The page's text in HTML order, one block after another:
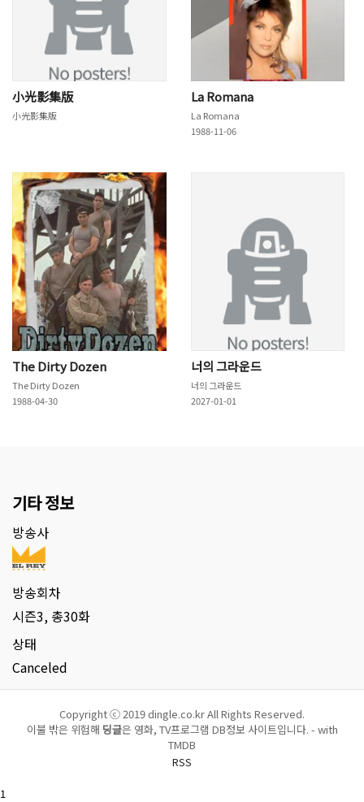
小光影集版
小光影集版
La Romana
La Romana
1988-11-06
The Dirty Dozen
The Dirty Dozen
1988-04-30
너의 그라운드
너의 그라운드
2027-01-01
기타 정보
방송사
방송회차
시즌3, 총30화
상태
Canceled
Copyright ⓒ 2019 dingle.co.kr All Rights Reserved.
이불 밖은 위험해 딩글은 영화, TV프로그램 DB정보 사이트입니다. - with
TMDB
RSS
1